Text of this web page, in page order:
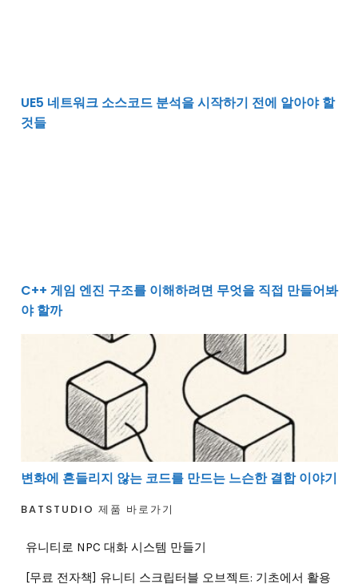
UE5 네트워크 소스코드 분석을 시작하기 전에 알아야 할
것들
C++ 게임 엔진 구조를 이해하려면 무엇을 직접 만들어봐
야 할까
변화에 흔들리지 않는 코드를 만드는 느슨한 결합 이야기
변화에 흔들리지 않는 코드를 만드는 느슨한 결합 이야기
BATSTUDIO 제품 바로가기
유니티로 NPC 대화 시스템 만들기
[무료 전자책] 유니티 스크립터블 오브젝트: 기초에서 활용